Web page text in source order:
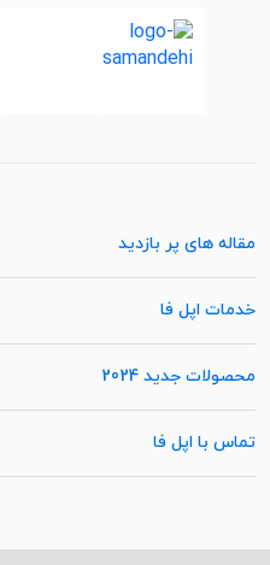
مقاله های پر بازدید
خدمات اپل فا
محصولات جدید 2024
تماس با اپل فا